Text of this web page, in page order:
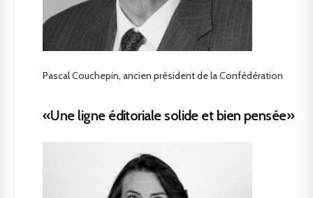
Pascal Couchepin, ancien président de la Confédération
«Une ligne éditoriale solide et bien pensée»